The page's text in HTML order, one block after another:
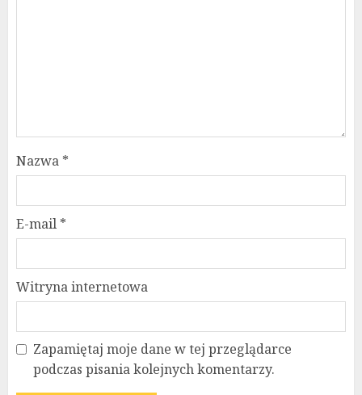
Nazwa *
E-mail *
Witryna internetowa
Zapamiętaj moje dane w tej przeglądarce
podczas pisania kolejnych komentarzy.